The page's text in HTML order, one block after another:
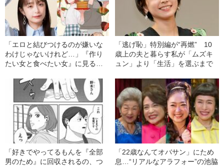
「エロと結びつけるのが嫌いな
わけじゃないけれど…」『作り
たい女と食べたい女』に見る、
「逃げ恥」特別編が“再燃” 10
歳上の夫と暮らす私が「ムズキ
ュン」より「生活」を選ぶまで
「好きでやってるもんを『全部
男のため』に回収されるの、つ
「22歳なんてオバサン」にため
息…“リアルなアラフォー”の池脇